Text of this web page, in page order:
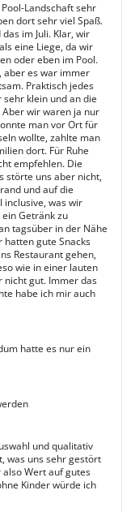
Landschaft sehr
dort sehr viel Spaß.
im Juli. Klar, wir
eine Liege, da wir
oder eben im Pool.
aber es war immer
Praktisch jedes
klein und an die
wir waren ja nur
man vor Ort für
wollte, zahlte man
dort. Für Ruhe
empfehlen. Die
störte uns aber nicht,
und auf die
inclusive, was wir
Getränk zu
tagsüber in der Nähe
hatten gute Snacks
Restaurant gehen,
wie in einer lauten
nicht gut. Immer das
habe ich mir auch
hatte es nur ein
und qualitativ
was uns sehr gestört
Wert auf gutes
Kinder würde ich